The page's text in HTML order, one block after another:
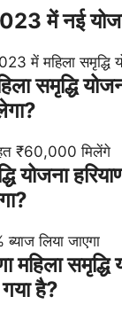
में नई
में महिला समृद्धि
समृद्धि
₹60,000 मिलेंगे
योजना
लिया जाएगा
महिला समृद्धि
है?